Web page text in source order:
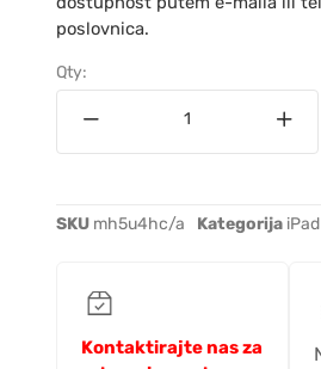
poslovnica.
Qty:
SKU mh5u4hc/a Kategorija
Kontaktirajte nas za